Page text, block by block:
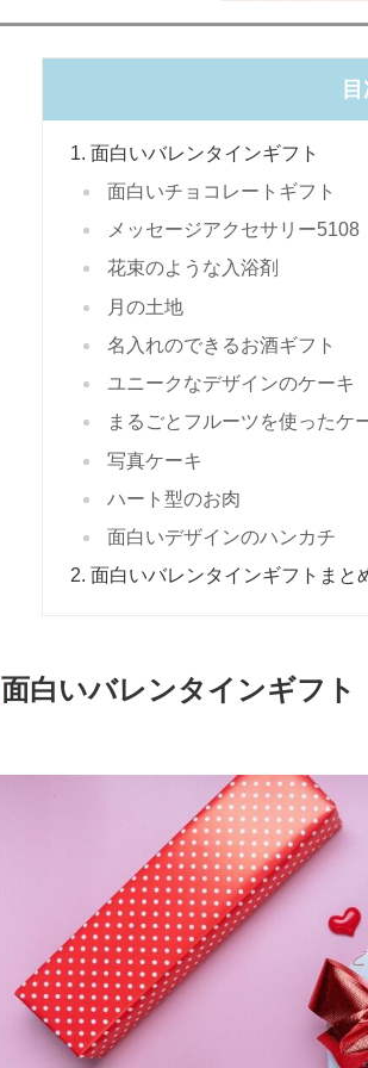
面白いバレンタインギフト
面白いチョコレートギフト
メッセージアクセサリー5108
花束のような入浴剤
月の土地
名入れのできるお酒ギフト
ユニークなデザインのケーキ
まるごとフルーツを使ったケ
写真ケーキ
ハート型のお肉
面白いデザインのハンカチ
面白いバレンタインギフトまと
面白いバレンタインギフト